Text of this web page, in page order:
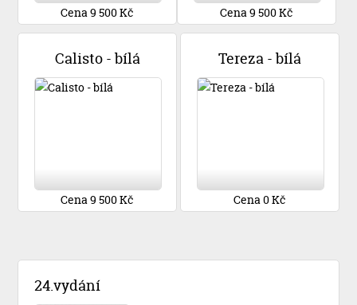
Cena 9 500 Kč Cena 9 500 Kč
Calisto - bílá
Cena 9 500 Kč
Tereza - bílá
Cena 0 Kč
24.vydání